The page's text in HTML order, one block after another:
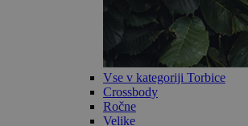
Vse v kategoriji Torbice
Crossbody
Ročne
Velike